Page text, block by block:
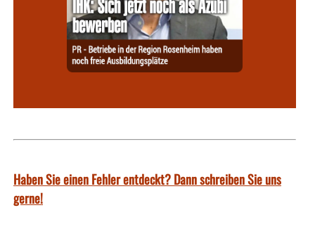
Haben Sie einen Fehler entdeckt? Dann schreiben Sie uns
gerne!